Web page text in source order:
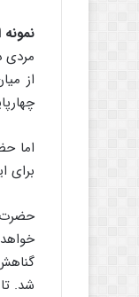
نمونه
مردی
از
اما
برای
حضرت
شد.